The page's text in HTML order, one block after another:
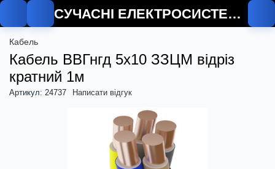
СУЧАСНІ ЕЛЕКТРОСИСТЕМИ
Кабель
Кабель ВВГнгд 5х10 ЗЗЦМ відріз
кратний 1м
Артикул: 24737 Написати відгук